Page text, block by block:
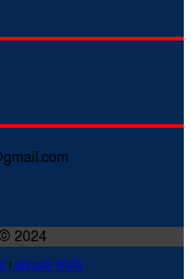
2024
! প্রাইভেসি পলিসি